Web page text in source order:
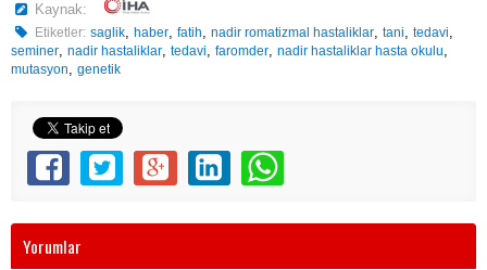
Kaynak:
Etiketler: saglik,haber,fatih,nadir romatizmal hastaliklar,tani,tedavi,
seminer, nadir hastaliklar, tedavi, faromder, nadir hastaliklar hasta okulu,
mutasyon, genetik
Yorumlar